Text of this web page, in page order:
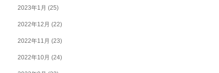
2023年1月 (25)
2022年12月 (22)
2022年11月 (23)
2022年10月 (24)